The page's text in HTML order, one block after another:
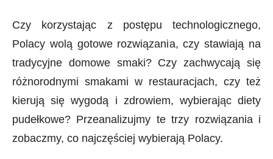
Czy korzystając z postępu technologicznego,
Polacy wolą gotowe rozwiązania, czy stawiają na
tradycyjne domowe smaki? Czy zachwycają się
różnorodnymi smakami w restauracjach, czy też
kierują się wygodą i zdrowiem, wybierając diety
pudełkowe? Przeanalizujmy te trzy rozwiązania i
zobaczmy, co najczęściej wybierają Polacy.